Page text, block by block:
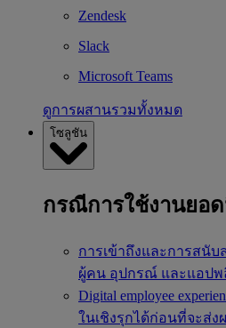
Zendesk
Slack
Microsoft Teams
ดูการผสานรวมทั้งหมด
โซลูชัน
กรณีการใช้งานยอ
การเข้าถึงและการสนับ
ผู้คน อุปกรณ์ และแอปพ
Digital employee
ในเชิงรุกได้ก่อนที่จะส่